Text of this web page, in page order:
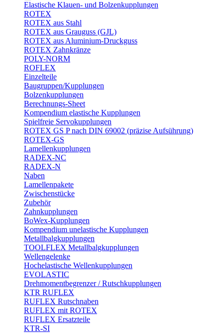
Elastische Klauen- und Bolzenkupplungen
ROTEX
ROTEX aus Stahl
ROTEX aus Grauguss (GJL)
ROTEX aus Aluminium-Druckguss
ROTEX Zahnkränze
POLY-NORM
ROFLEX
Einzelteile
Baugruppen/Kupplungen
Bolzenkupplungen
Berechnungs-Sheet
Kompendium elastische Kupplungen
Spielfreie Servokupplungen
ROTEX GS P nach DIN 69002 (präzise Aufsührung)
ROTEX-GS
Lamellenkupplungen
RADEX-NC
RADEX-N
Naben
Lamellenpakete
Zwischenstücke
Zubehör
Zahnkupplungen
BoWex-Kupplungen
Kompendium unelastische Kupplungen
Metallbalgkupplungen
TOOLFLEX Metallbalgkupplungen
Wellengelenke
Hochelastische Wellenkupplungen
EVOLASTIC
Drehmomentbegrenzer / Rutschkupplungen
KTR RUFLEX
RUFLEX Rutschnaben
RUFLEX mit ROTEX
RUFLEX Ersatzteile
KTR-SI